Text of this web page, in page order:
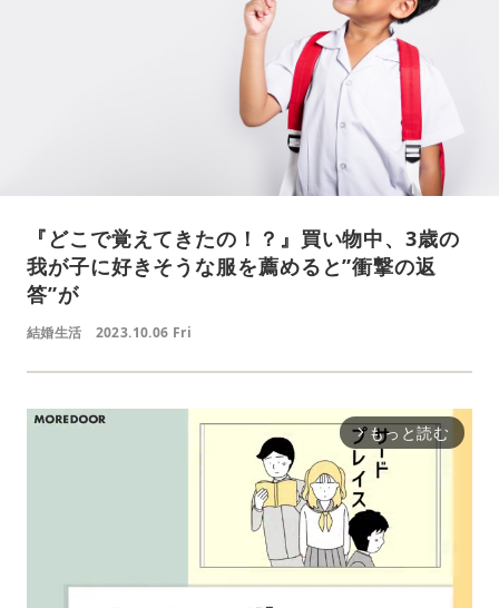
『どこで覚えてきたの！？』買い物中、3歳の
我が子に好きそうな服を薦めると”衝撃の返
答”が
結婚生活 2023.10.06 Fri
arrow_forward_ios もっと読む